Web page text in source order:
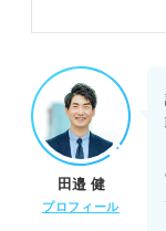
田邉 健
プロフィール